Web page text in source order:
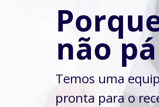
não
Temos uma
pronta para o